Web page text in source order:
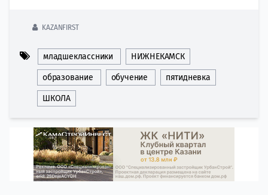
KAZANFIRST
младшеклассники НИЖНЕКАМСК
образование обучение пятидневка
ШКОЛА